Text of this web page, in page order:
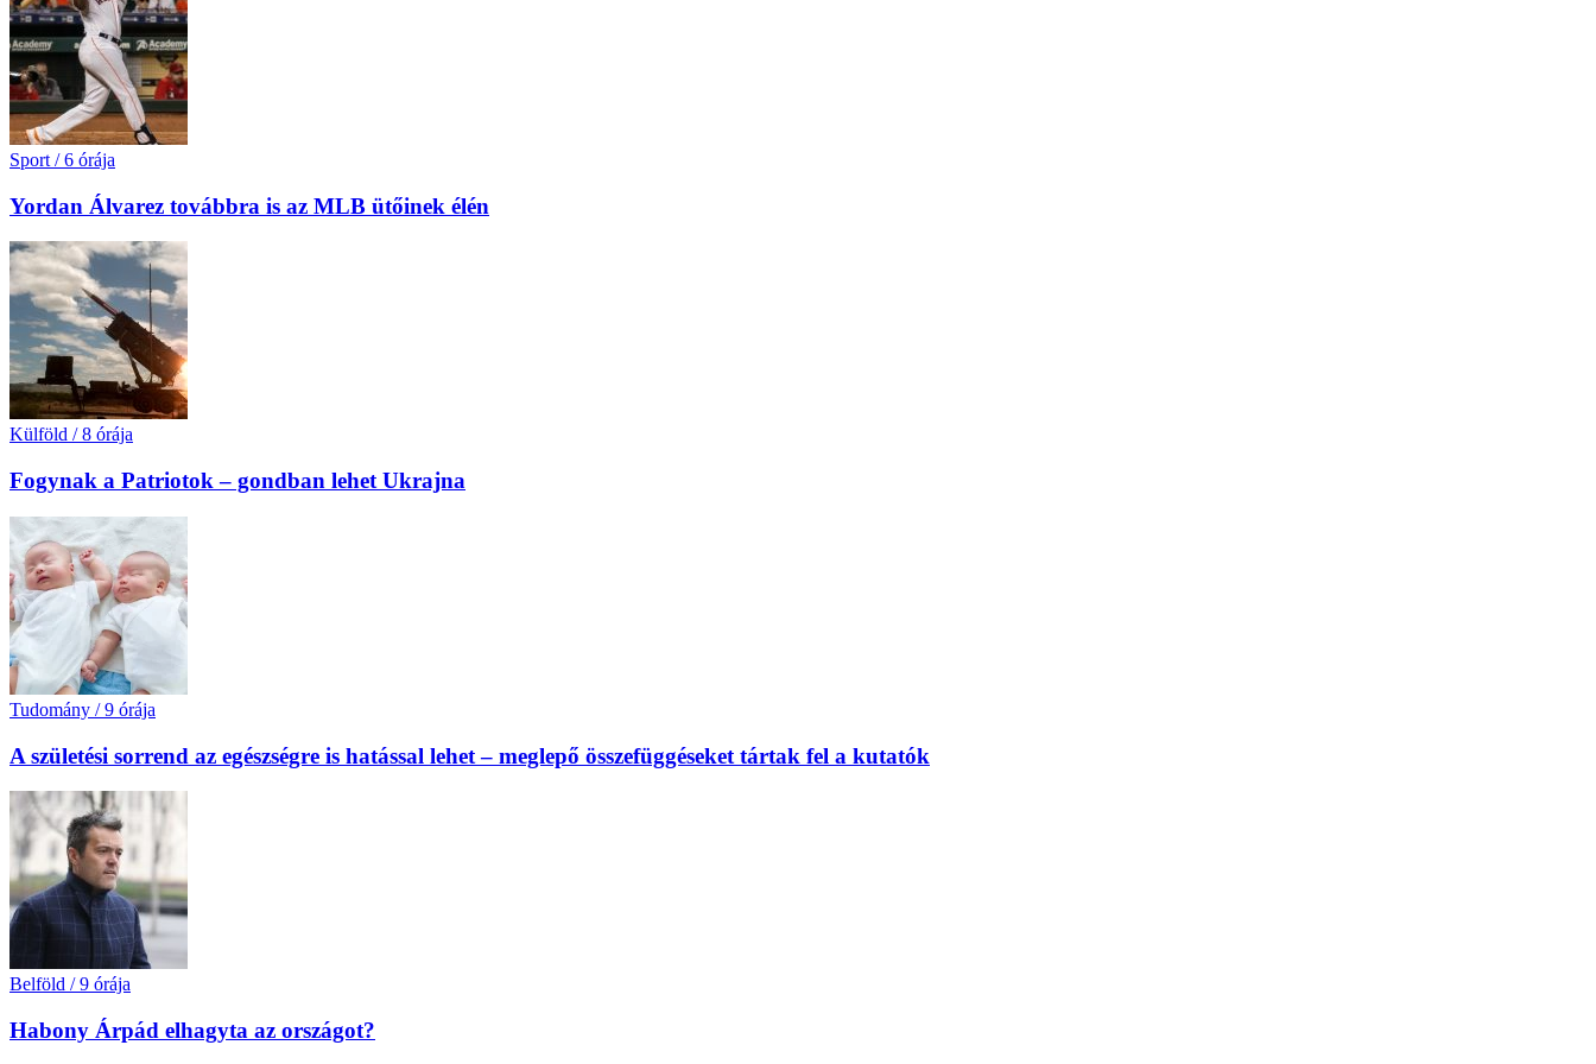
Sport / 6 órája
Yordan Álvarez továbbra is az MLB ütőinek élén
Külföld / 8 órája
Fogynak a Patriotok – gondban lehet Ukrajna
Tudomány / 9 órája
A születési sorrend az egészségre is hatással lehet – meglepő összefüggéseket tártak fel a kutatók
Belföld / 9 órája
Habony Árpád elhagyta az országot?